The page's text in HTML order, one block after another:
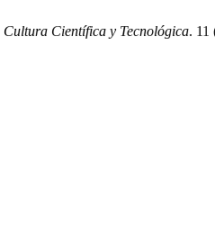
Cultura Científica y Tecnológica. 11